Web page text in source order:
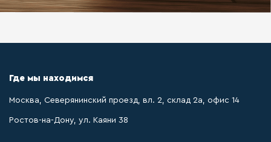
Где мы находимся
Москва, Северянинский проезд, вл. 2, склад 2а, офис 14
Ростов-на-Дону, ул. Каяни 38